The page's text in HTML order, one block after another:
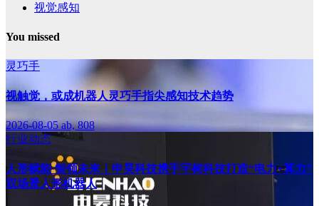
视觉感知
You missed
灵巧手
视触觉，或成机器人灵巧手指尖感知技术趋势
2026-08-05ab, 808
行业动态
人形赋能·智领未来｜申昊科技携手宇树科技打造“电力+算力”
双场景人形机器人